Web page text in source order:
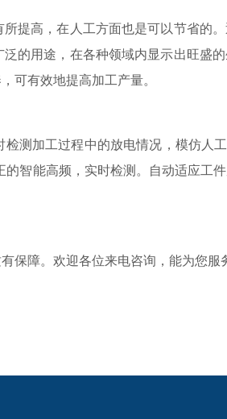
提高，在人工方面也是可以节省的
的用途，在各种领域内显示出旺盛的
可有效地提高加工产量。
测加工过程中的放电情况，模仿人
智能高频，实时检测。自动适应工
保障。欢迎各位来电咨询，能为您服